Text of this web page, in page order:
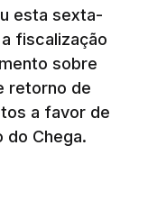
é
alguns
esta sexta-
fiscalização
sobre
retorno de
a favor de
do Chega.